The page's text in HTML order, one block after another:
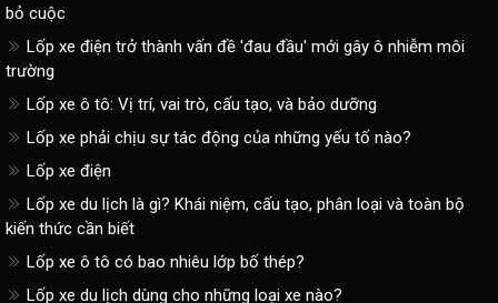
bỏ cuộc
Lốp xe điện trở thành vấn đề 'đau đầu' mới gây ô nhiễm môi
trường
Lốp xe ô tô: Vị trí, vai trò, cấu tạo, và bảo dưỡng
Lốp xe phải chịu sự tác động của những yếu tố nào?
Lốp xe điện
Lốp xe du lịch là gì? Khái niệm, cấu tạo, phân loại và toàn bộ
kiến thức cần biết
Lốp xe ô tô có bao nhiêu lớp bố thép?
Lốp xe du lịch dùng cho những loại xe nào?